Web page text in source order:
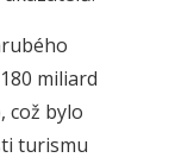
miliard
což bylo
turismu